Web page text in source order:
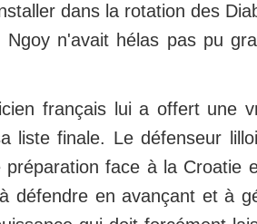
dans la rotation des
Ngoy n'avait hélas pas pu
français lui a offert une
liste finale. Le défenseur
face à la Croatie
défendre en avançant et à